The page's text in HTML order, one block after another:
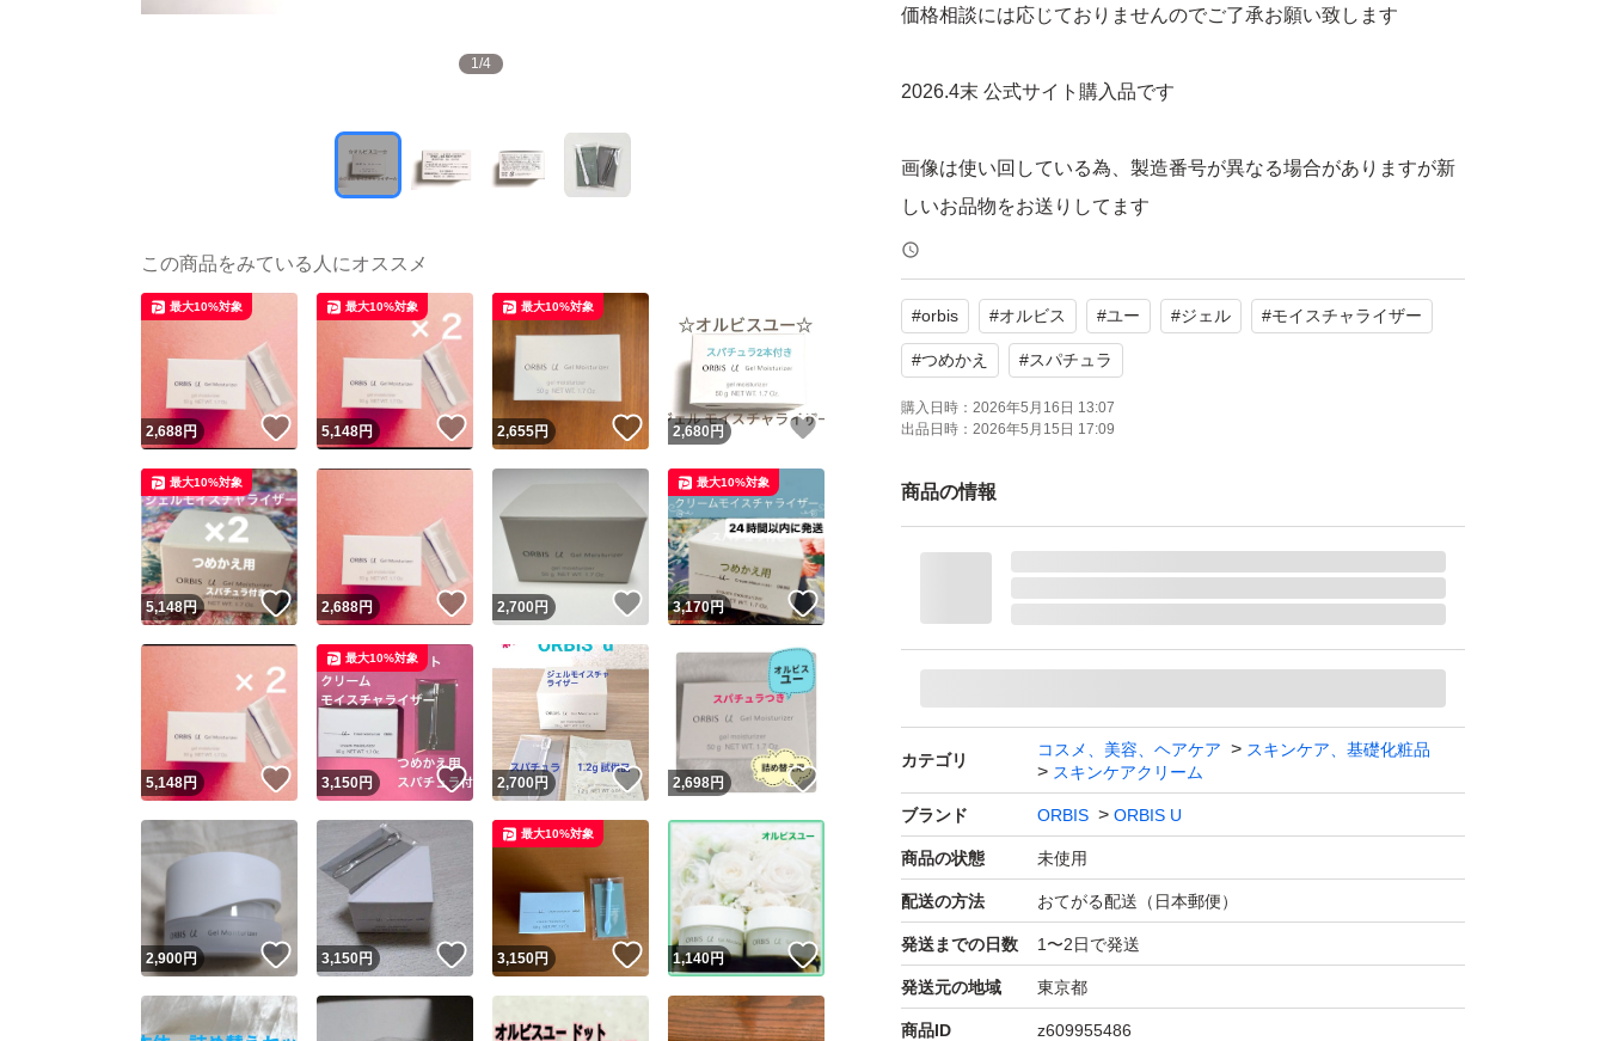
1/4
価格相談には応じておりませんのでご了承お願い致します
2026.4末 公式サイト購入品です
画像は使い回している為、製造番号が異なる場合がありますが新
しいお品物をお送りしてます
簡易包装・ゆうパケットポストminiで発送致します
配送中の破損・補償は致しかねます
パッケージの凹み・潰れなどの可能性もあります
お願い致します
#orbis #オルビス #ユー #ジェル #モイスチャライザー
#つめかえ #スパチュラ
購入日時： 2026年5月16日 13:07
出品日時： 2026年5月15日 17:09
商品の情報
カテゴリ
コスメ、美容、ヘアケア
スキンケア、基礎化粧品
スキンケアクリーム
ブランド ORBIS ORBIS U
商品の状態 未使用
配送の方法 おてがる配送（日本郵便）
発送までの日数 1〜2日で発送
発送元の地域 東京都
商品ID z609955486
この商品をみている人にオススメ
2,688円 いいね！
最大10%対象
5,148円 いいね！
最大10%対象
2,655円 いいね！
最大10%対象
2,680 円 いいね！
5,148円 いいね！
最大10%対象
2,688円 いいね！
2,700 円 いいね！
3,170円 いいね！
最大10%対象
5,148円 いいね！
3,150円 いいね！
最大10%対象
2,700円 いいね！
2,698円
2,900円 いいね！
3,150円 いいね！
3,150円 いいね！
最大10%対象
1,140円 いいね！